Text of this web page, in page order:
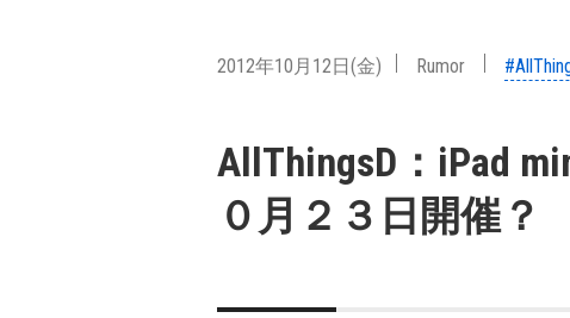
2012年10月12日(金) Rumor
AllThingsD：iPad
０月２３日開催？